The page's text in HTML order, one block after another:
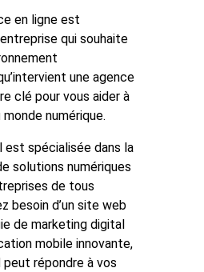
en ligne est
qui souhaite
une agence
clé pour vous aider à
numérique.
est spécialisée dans la
solutions numériques
de tous
besoin d’un site web
de marketing digital
mobile innovante,
répondre à vos